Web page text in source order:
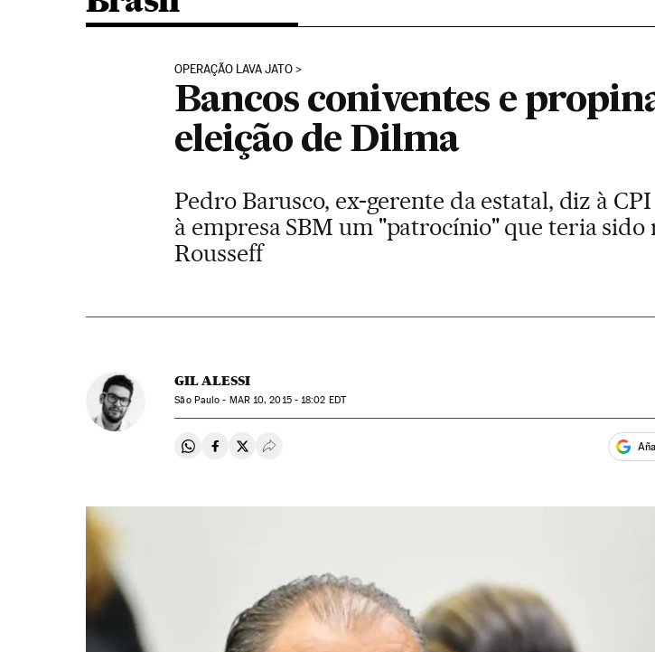
OPERAÇÃO LAVA JATO
Bancos coniventes e
eleição de Dilma
Pedro Barusco, ex-gerente da estatal, diz à
à empresa SBM um "patrocínio" que teria sido
Rousseff
GIL ALESSI
São Paulo - MAR10, 2015 - 18:02 EDT
Compartir en Whatsapp
Compartir en Facebook
Compartir en Twitter
Desplegar Redes Sociales